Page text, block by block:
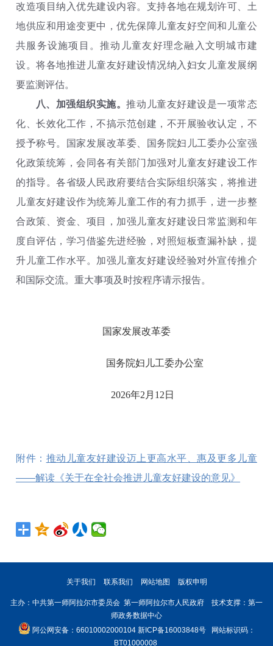
改造项目纳入优先建设内容。支持各地在规划许可、土
地供应和用途变更中，优先保障儿童友好空间和儿童公
共服务设施项目。推动儿童友好理念融入文明城市建
设。将各地推进儿童友好建设情况纳入妇女儿童发展纲
要监测评估。
八、加强组织实施。推动儿童友好建设是一项常态
化、长效化工作，不搞示范创建，不开展验收认定，不
授予称号。国家发展改革委、国务院妇儿工委办公室强
化政策统筹，会同各有关部门加强对儿童友好建设工作
的指导。各省级人民政府要结合实际组织落实，将推进
儿童友好建设作为统筹儿童工作的有力抓手，进一步整
合政策、资金、项目，加强儿童友好建设日常监测和年
度自评估，学习借鉴先进经验，对照短板查漏补缺，提
升儿童工作水平。加强儿童友好建设经验对外宣传推介
和国际交流。重大事项及时按程序请示报告。
国家发展改革委
国务院妇儿工委办公室
2026年2月12日
附件： 推动儿童友好建设迈上更高水平、惠及更多儿童
——解读《关于在全社会推进儿童友好建设的意见》
关于我们 联系我们 网站地图 版权申明
主办：中共第一师阿拉尔市委员会 第一师阿拉尔市人民政府 技术支撑：第一
师政务数据中心
阿公网安备：66010002000104 新ICP备16003848号网站标识码：
BT01000008